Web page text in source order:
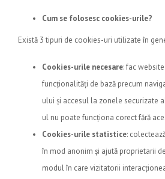
Cum se folosesc cookies-urile?
Există 3 tipuri de cookies-uri utilizate în
Cookies-urile necesare: fac
funcționalități de bază precum
ului și accesul la zonele securizate
ul nu poate funcționa corect fără
Cookies-urile statistice:
în mod anonim și ajută proprietarii
modul în care vizitatorii